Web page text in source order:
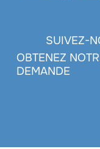
SUIVEZ-
OBTENEZ
DEMANDE